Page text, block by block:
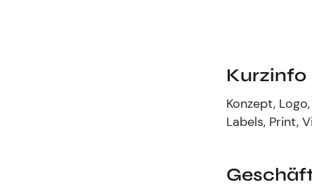
Kurzinfo
Konzept,
Labels, Print,